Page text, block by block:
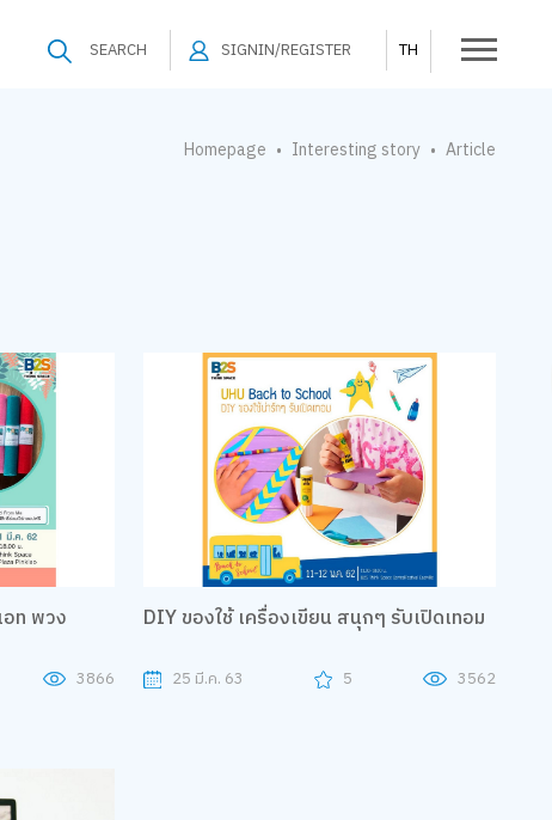
SEARCH SIGNIN/REGISTER TH
Homepage • Interesting story • Article
ท พวง
3866
DIY ของใช้ เครื่องเขียน สนุกๆ รับเปิดเทอม
25 มี.ค. 63 5 3562